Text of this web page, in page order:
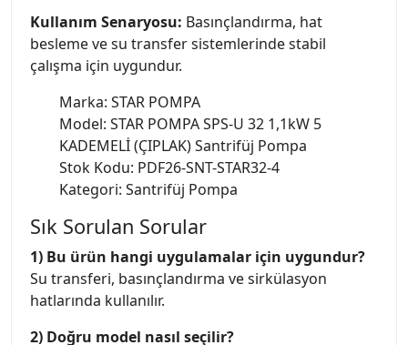
Kullanım Senaryosu: Basınçlandırma, hat
besleme ve su transfer sistemlerinde stabil
çalışma için uygundur.
Marka: STAR POMPA
Model: STAR POMPA SPS-U 32 1,1kW 5
KADEMELİ (ÇIPLAK) Santrifüj Pompa
Stok Kodu: PDF26-SNT-STAR32-4
Kategori: Santrifüj Pompa
Sık Sorulan Sorular
1) Bu ürün hangi uygulamalar için uygundur?
Su transferi, basınçlandırma ve sirkülasyon
hatlarında kullanılır.
2) Doğru model nasıl seçilir?